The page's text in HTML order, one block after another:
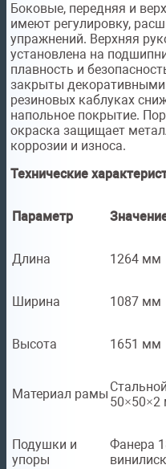
Боковые, передняя и
имеют регулировку,
упражнений. Верхняя
установлена на
плавность и
закрыты
резиновых каблуках
напольное покрытие.
окраска защищает
коррозии и износа.
Технические
Параметр
Длина 1264 мм
Ширина 1087 мм
Высота 1651 мм
Материал рамы
50×50×2
Подушки и
упоры
Фанера